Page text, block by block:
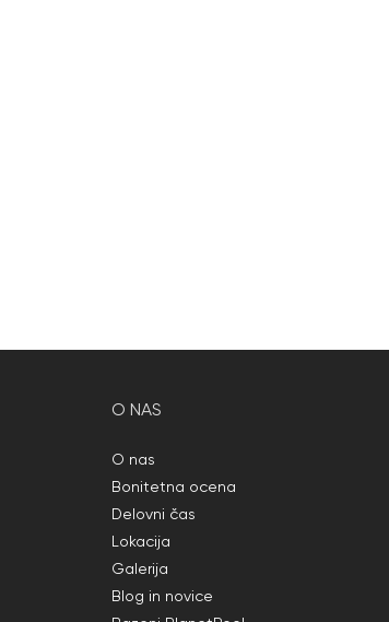
O NAS
O nas
Bonitetna ocena
Delovni čas
Lokacija
Galerija
Blog in novice